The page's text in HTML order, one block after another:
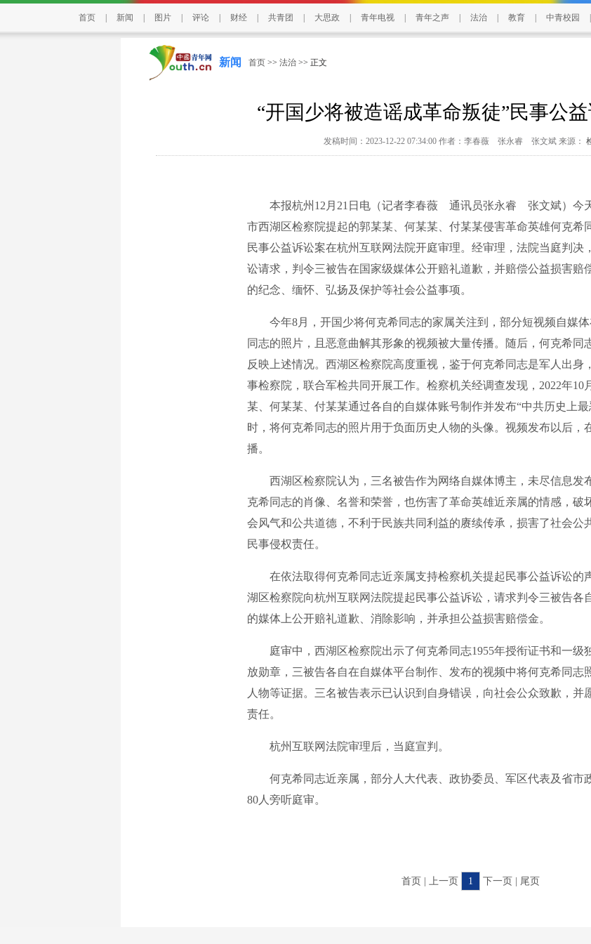
首页 新闻 图片 评论 财经 共青团 大思政 青年电视 青年之声 法治 教育 中青校园
新闻 首页 >> 法治 >> 正文
“开国少将被造谣成革命叛徒”民事公
发稿时间：2023-12-22 07:34:00 作者：李春薇 张永睿 张文斌 来源：
本报杭州12月21日电（记者李春薇 通讯员张永睿 张文斌）今天
市西湖区检察院提起的郭某某、何某某、付某某侵害革命英雄何克希
民事公益诉讼案在杭州互联网法院开庭审理。经审理，法院当庭判决
讼请求，判令三被告在国家级媒体公开赔礼道歉，并赔偿公益损害赔
的纪念、缅怀、弘扬及保护等社会公益事项。
今年8月，开国少将何克希同志的家属关注到，部分短视频自媒体
同志的照片，且恶意曲解其形象的视频被大量传播。随后，何克希同
反映上述情况。西湖区检察院高度重视，鉴于何克希同志是军人出身
事检察院，联合军检共同开展工作。检察机关经调查发现，2022年10
某、何某某、付某某通过各自的自媒体账号制作并发布“中共历史上
时，将何克希同志的照片用于负面历史人物的头像。视频发布以后，
播。
西湖区检察院认为，三名被告作为网络自媒体博主，未尽信息发
克希同志的肖像、名誉和荣誉，也伤害了革命英雄近亲属的情感，破
会风气和公共道德，不利于民族共同利益的赓续传承，损害了社会公
民事侵权责任。
在依法取得何克希同志近亲属支持检察机关提起民事公益诉讼的
湖区检察院向杭州互联网法院提起民事公益诉讼，请求判令三被告各
的媒体上公开赔礼道歉、消除影响，并承担公益损害赔偿金。
庭审中，西湖区检察院出示了何克希同志1955年授衔证书和一级
放勋章，三被告各自在自媒体平台制作、发布的视频中将何克希同志
人物等证据。三名被告表示已认识到自身错误，向社会公众致歉，并
责任。
杭州互联网法院审理后，当庭宣判。
何克希同志近亲属，部分人大代表、政协委员、军区代表及省市
80人旁听庭审。
首页 | 上一页 1 下一页 | 尾页